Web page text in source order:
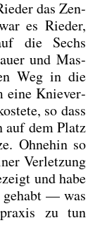
das Zen­
es Rie­der,
die Sechs
und Mas­
Weg in die
eine Knie­ver­
so dass
auf dem Platz
Ohne­hin so
Ver­let­zung
und habe
gehabt — was
zu tun